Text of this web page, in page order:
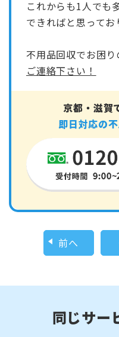
これからも1人でも
できればと思ってお
不用品回収でお困り
ご連絡下さい！
京都・滋賀
即日対応の
前へ
同じサー